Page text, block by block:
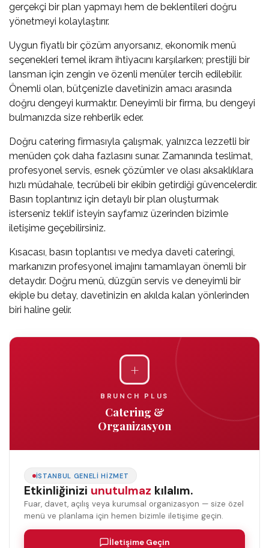
gerçekçi bir plan yapmayı hem de beklentileri doğru
yönetmeyi kolaylaştırır.
Uygun fiyatlı bir çözüm arıyorsanız, ekonomik menü
seçenekleri temel ikram ihtiyacını karşılarken; prestijli bir
lansman için zengin ve özenli menüler tercih edilebilir.
Önemli olan, bütçenizle davetinizin amacı arasında
doğru dengeyi kurmaktır. Deneyimli bir firma, bu dengeyi
bulmanızda size rehberlik eder.
Doğru catering firmasıyla çalışmak, yalnızca lezzetli bir
menüden çok daha fazlasını sunar. Zamanında teslimat,
profesyonel servis, esnek çözümler ve olası aksaklıklara
hızlı müdahale, tecrübeli bir ekibin getirdiği güvencelerdir.
Basın toplantınız için detaylı bir plan oluşturmak
isterseniz teklif isteyin sayfamız üzerinden bizimle
iletişime geçebilirsiniz.
Kısacası, basın toplantısı ve medya daveti cateringi,
markanızın profesyonel imajını tamamlayan önemli bir
detaydır. Doğru menü, düzgün servis ve deneyimli bir
ekiple bu detay, davetinizin en akılda kalan yönlerinden
biri haline gelir.
+
BRUNCH PLUS
Catering &
Organizasyon
İSTANBUL GENELI HIZMET
Etkinliğinizi unutulmaz kılalım.
Fuar, davet, açılış veya kurumsal organizasyon — size özel
menü ve planlama için hemen bizimle iletişime geçin.
İletişime Geçin